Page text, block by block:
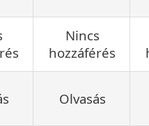
Nincs
hozzáférés
Olvasás